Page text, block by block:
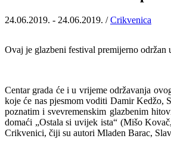
24.06.2019. - 24.06.2019. /Crikvenica
Ovaj je glazbeni festival premijerno
Centar grada će i u vrijeme održavanja
koje će nas pjesmom voditi Damir Kedžo,
poznatim i svevremenskim glazbenim
domaći „Ostala si uvijek ista“ (Mišo
Crikvenici, čiji su autori Mladen Barac,